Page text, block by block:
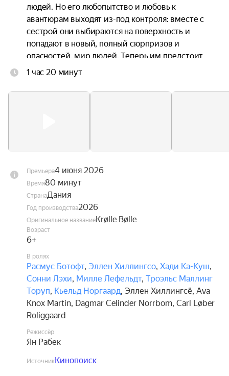
людей. Но его любопытство и любовь к
авантюрам выходят из-под контроля: вместе с
сестрой они выбираются на поверхность и
попадают в новый, полный сюрпризов и
опасностей, мир людей. Теперь им предстоит
непростая задача — найти дорогу домой.
1 час 20 минут
Премьера4 июня 2026
Время80 минут
СтранаДания
Год производства2026
Оригинальное названиеKrølle Bølle
Возраст
6+
В ролях
Расмус Ботофт, Эллен Хиллингсо, Хади Ка-Куш,
Сонни Лэхи, Милле Лефельдт, Троэльс Маллинг
Торуп, Кьельд Норгаард, Эллен Хиллингсё, Ava
Knox Martin, Dagmar Celinder Norrbom, Carl Løber
Roliggaard
Режиссёр
Ян Рабек
ИсточникКинопоиск